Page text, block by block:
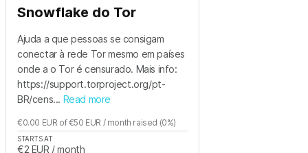
Snowflake do Tor
Ajuda a que pessoas se consigam
conectar à rede Tor mesmo em países
onde a o Tor é censurado. Mais info:
https://support.torproject.org/pt-
BR/cens... Read more
€0.00 EUR of€50 EUR / month raised (0%)
STARTS AT
€2 EUR / month